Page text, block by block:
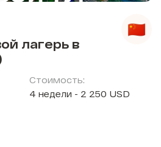
лагерь в
Стоимость:
4 недели - 2 250 USD